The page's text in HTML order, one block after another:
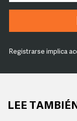
Registrarse implica
LEE TAMBIÉN